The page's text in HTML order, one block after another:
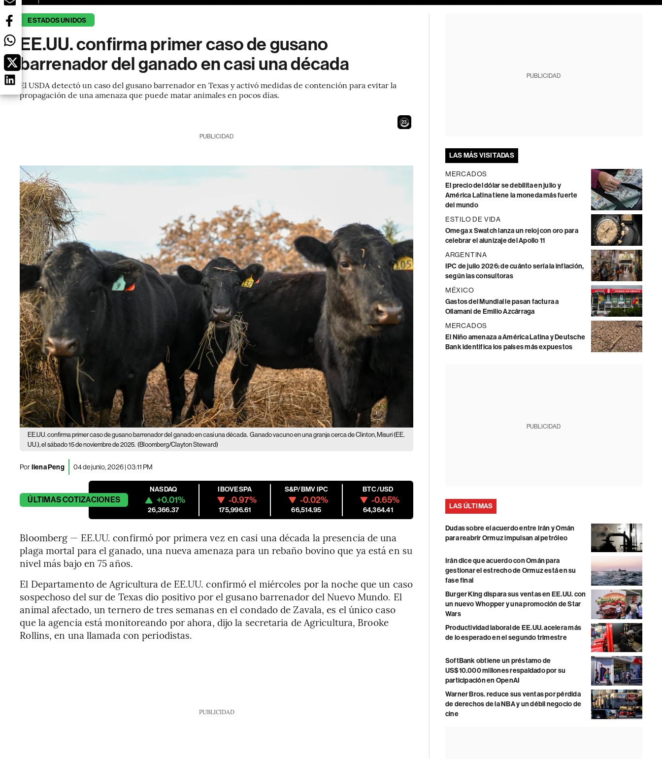
ESTADOS UNIDOS
EE.UU. confirma primer caso de gusano
barrenador del ganado en casi una década
El USDA detectó un caso del gusano barrenador en Texas y activó medidas de contención para evitar la
propagación de una amenaza que puede matar animales en pocos días.
22
PUBLICIDAD
EE.UU. confirma primer caso de gusano barrenador del ganado en casi una década. Ganado vacuno en una granja cerca de Clinton, Misuri (EE.
UU.), el sábado 15 de noviembre de 2025. (Bloomberg/Clayton Steward)
PorIlena Peng 04 de junio, 2026 | 03:11 PM
ÚLTIMASCOTIZACIONES
NASDAQ
+0.01%
26,366.37
IBOVESPA
-0.97%
175,996.61
S&P/BMV IPC
-0.02%
66,514.95
BTC/USD
-0.65%
64,364.41
Bloomberg — EE.UU. confirmó por primera vez en casi una década la presencia de una
plaga mortal para el ganado, una nueva amenaza para un rebaño bovino que ya está en su
nivel más bajo en 75 años.
El Departamento de Agricultura de EE.UU. confirmó el miércoles por la noche que un caso
sospechoso del sur de Texas dio positivo por el gusano barrenador del Nuevo Mundo. El
animal afectado, un ternero de tres semanas en el condado de Zavala, es el único caso
que la agencia está monitoreando por ahora, dijo la secretaria de Agricultura, Brooke
Rollins, en una llamada con periodistas.
PUBLICIDAD
PUBLICIDAD
LAS MÁS VISITADAS
MERCADOS
El precio del dólar se debilita en julio y
América Latina tiene la moneda más fuerte
del mundo
ESTILO DE VIDA
Omega x Swatch lanza un reloj con oro para
celebrar el alunizaje del Apollo 11
ARGENTINA
IPC de julio 2026: de cuánto sería la inflación,
según las consultoras
MÉXICO
Gastos del Mundial le pasan factura a
Ollamani de Emilio Azcárraga
MERCADOS
El Niño amenaza a América Latina y Deutsche
Bank identifica los países más expuestos
PUBLICIDAD
LAS ÚLTIMAS
Dudas sobre el acuerdo entre Irán y Omán
para reabrir Ormuz impulsan al petróleo
Irán dice que acuerdo con Omán para
gestionar el estrecho de Ormuz está en su
fase final
Burger King dispara sus ventas en EE.UU. con
un nuevo Whopper y una promoción de Star
Wars
Productividad laboral de EE.UU. acelera más
de lo esperado en el segundo trimestre
SoftBank obtiene un préstamo de
US$10.000 millones respaldado por su
participación en OpenAI
Warner Bros. reduce sus ventas por pérdida
de derechos de la NBA y un débil negocio de
cine